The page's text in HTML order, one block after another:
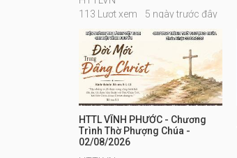
113 Lượt xem
5 ngày trước đây
HTTL VĨNH PHƯỚC - Chương
Trình Thờ Phượng Chúa -
02/08/2026